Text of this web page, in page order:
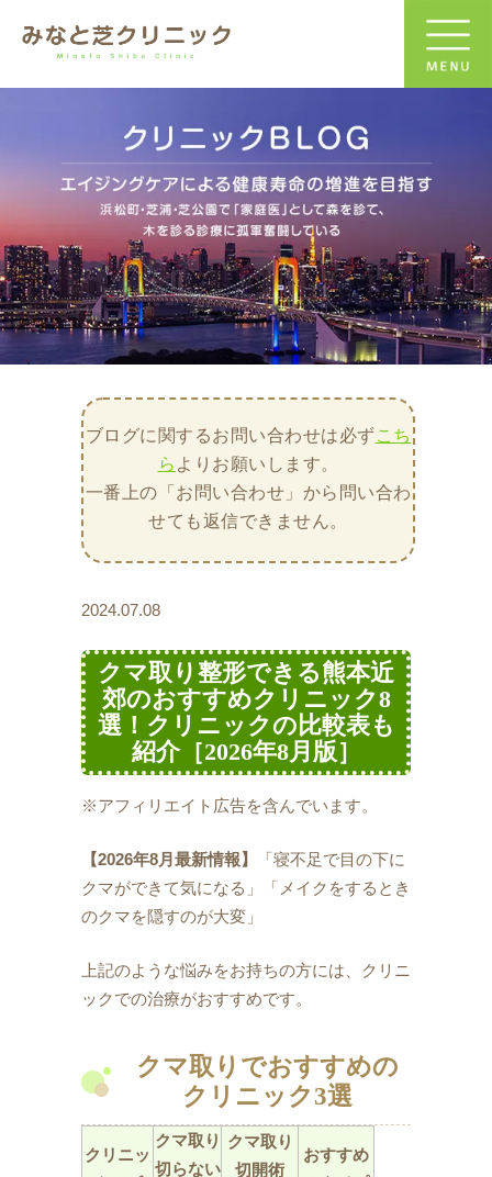
ブログに関するお問い合わせは必ずこち
ら よりお願いします。
一番上の「お問い合わせ」から問い合わ
せても返信できません。
2024.07.08
クマ取り整形できる熊本近
郊のおすすめクリニック8
選！クリニックの比較表も
紹介［2026年8月版］
※アフィリエイト広告を含んでいます。
【2026年8月最新情報】
「寝不足で目の下に
クマができて気になる」「メイクをするとき
のクマを隠すのが大変」
上記のような悩みをお持ちの方には、クリニ
ックでの治療がおすすめです。
クマ取りでおすすめの
クリニック3選
クリニッ
クマ取り
切らない
クマ取り
切開術
おすすめ